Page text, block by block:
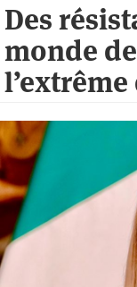
Des
monde